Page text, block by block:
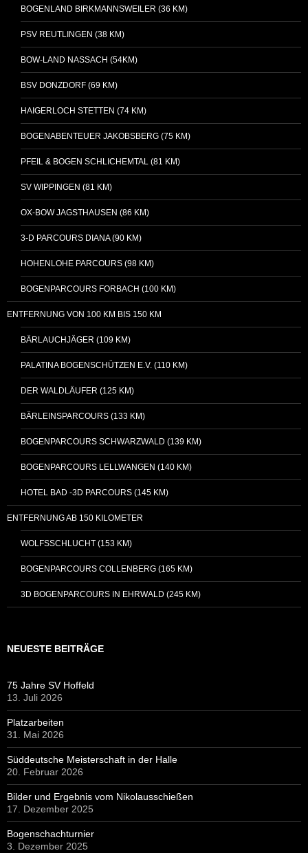
BOGENLAND BIRKMANNSWEILER (36 KM)
PSV REUTLINGEN (38 KM)
BOW-LAND NASSACH (54KM)
BSV DONZDORF (69 KM)
HAIGERLOCH STETTEN (74 KM)
BOGENABENTEUER JAKOBSBERG (75 KM)
PFEIL & BOGEN SCHLICHEMTAL (81 KM)
SV WIPPINGEN (81 KM)
OX-BOW JAGSTHAUSEN (86 KM)
3-D PARCOURS DIANA (90 KM)
HOHENLOHE PARCOURS (98 KM)
BOGENPARCOURS FORBACH (100 KM)
ENTFERNUNG VON 100 KM BIS 150 KM
BÄRLAUCHJÄGER (109 KM)
PALATINA BOGENSCHÜTZEN E.V. (110 KM)
DER WALDLÄUFER (125 KM)
BÄRLEINSPARCOURS (133 KM)
BOGENPARCOURS SCHWARZWALD (139 KM)
BOGENPARCOURS LELLWANGEN (140 KM)
HOTEL BAD -3D PARCOURS (145 KM)
ENTFERNUNG AB 150 KILOMETER
WOLFSSCHLUCHT (153 KM)
BOGENPARCOURS COLLENBERG (165 KM)
3D BOGENPARCOURS IN EHRWALD (245 KM)
NEUESTE BEITRÄGE
75 Jahre SV Hoffeld
13. Juli 2026
Platzarbeiten
31. Mai 2026
Süddeutsche Meisterschaft in der Halle
20. Februar 2026
Bilder und Ergebnis vom Nikolausschießen
17. Dezember 2025
Bogenschachturnier
3. Dezember 2025